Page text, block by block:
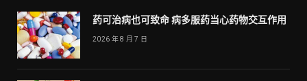
药可治病也可致命 病多服药当心药物交互作用
2026 年 8 月 7 日